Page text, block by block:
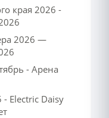
края 2026 -
2026 —
- Арена
- Electric Daisy